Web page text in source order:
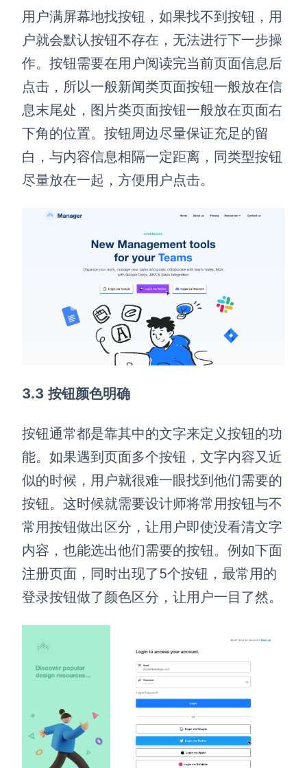
用户满屏幕地找按钮，如果找不到按钮，用
户就会默认按钮不存在，无法进行下一步操
作。按钮需要在用户阅读完当前页面信息后
点击，所以一般新闻类页面按钮一般放在信
息末尾处，图片类页面按钮一般放在页面右
下角的位置。按钮周边尽量保证充足的留
白，与内容信息相隔一定距离，同类型按钮
尽量放在一起，方便用户点击。
3.3 按钮颜色明确
按钮通常都是靠其中的文字来定义按钮的功
能。如果遇到页面多个按钮，文字内容又近
似的时候，用户就很难一眼找到他们需要的
按钮。这时候就需要设计师将常用按钮与不
常用按钮做出区分，让用户即使没看清文字
内容，也能选出他们需要的按钮。例如下面
注册页面，同时出现了5个按钮，最常用的
登录按钮做了颜色区分，让用户一目了然。